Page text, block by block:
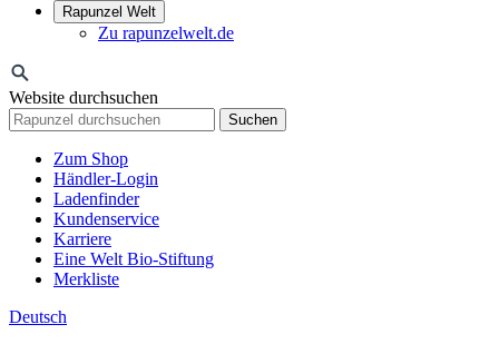
Rapunzel Welt
Zu rapunzelwelt.de
Website durchsuchen
Suchen
Zum Shop
Händler-Login
Ladenfinder
Kundenservice
Karriere
Eine Welt Bio-Stiftung
Merkliste
Deutsch